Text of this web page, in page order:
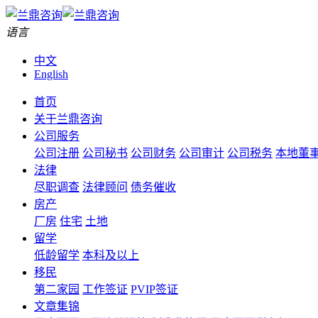
语言
中文
English
首页
关于兰鼎咨询
公司服务
公司注册 公司秘书 公司财务 公司审计 公司税务 本地董
法律
尽职调查 法律顾问 债务催收
房产
厂房 住宅 土地
留学
低龄留学 本科及以上
移民
第二家园 工作签证 PVIP签证
文章集锦